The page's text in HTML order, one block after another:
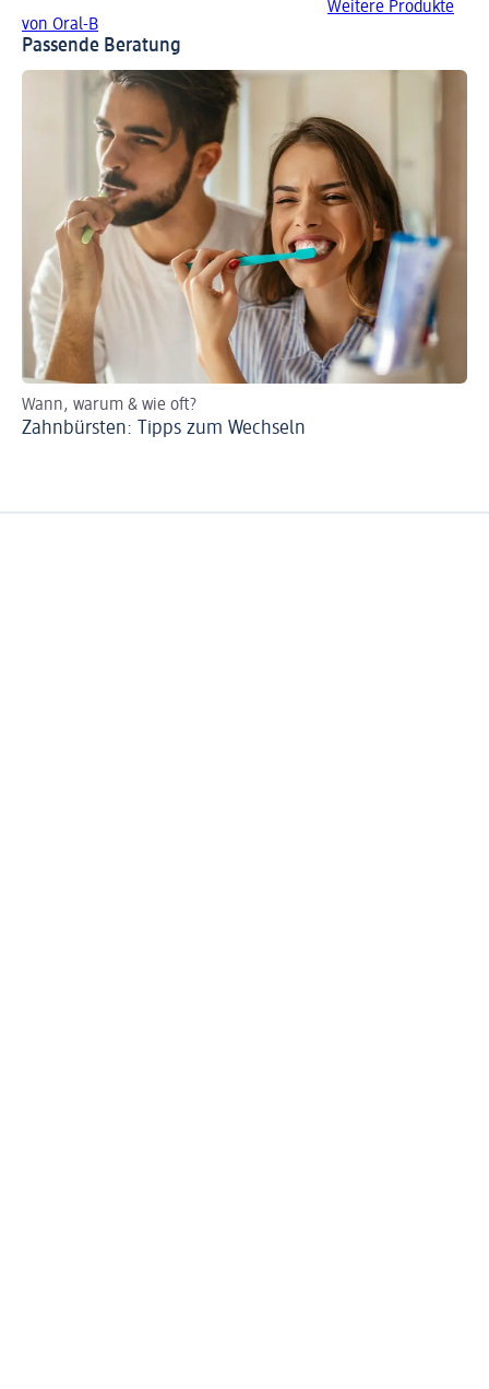
Weitere Produkte
von Oral-B
Passende Beratung
Wann, warum & wie oft?
Zahnbürsten: Tipps zum Wechseln